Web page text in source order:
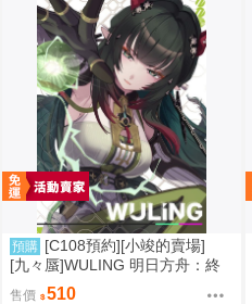
預購 [C108預約][小竣的賣場]
[九々蜃]WULING 明日方舟：終
末地 同人誌id=3774619
售價 510